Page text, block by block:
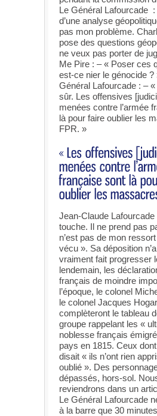
Le Général Lafourcade :
d’une analyse
pas mon problème.
pose des questions
ne veux pas porter de
Me Pire : – « Poser ces
est-ce nier le génocide ?
Général Lafourcade : –
sûr. Les offensives
menées contre l’armée
là pour faire oublier les
FPR. »
Jean-Claude Lafourcade
touche. Il ne prend pas
n’est pas de mon
vécu ». Sa déposition
vraiment fait progresser
lendemain, les
français de moindre
l’époque, le colonel
le colonel Jacques
complèteront le tableau
groupe rappelant les «
noblesse français
pays en 1815. Ceux
disait « ils n’ont rien
oublié ». Des
dépassés, hors-sol.
reviendrons dans un
Le Général Lafourcade
à la barre que 30